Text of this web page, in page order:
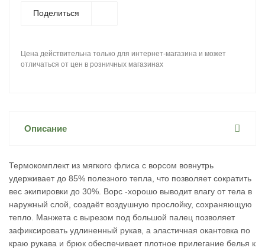
Поделиться
Цена действительна только для интернет-магазина и может
отличаться от цен в розничных магазинах
Описание
Термокомплект из мягкого флиса с ворсом вовнутрь
удерживает до 85% полезного тепла, что позволяет сократить
вес экипировки до 30%. Ворс -хорошо выводит влагу от тела в
наружный слой, создаёт воздушную прослойку, сохраняющую
тепло. Манжета с вырезом под большой палец позволяет
зафиксировать удлиненный рукав, а эластичная окантовка по
краю рукава и брюк обеспечивает плотное прилегание белья к